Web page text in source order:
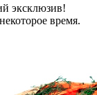
эксклюзив!
время.